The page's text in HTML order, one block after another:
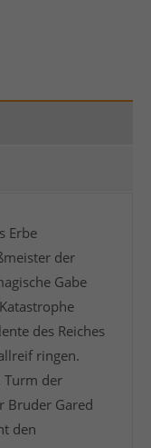
Erbe
der
Gabe
des Reiches
ringen.
Turm der
Bruder Gared
den